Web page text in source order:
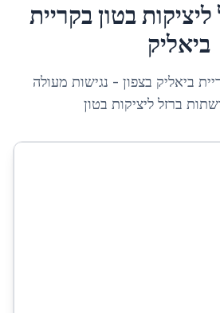
בטוןבקריית
ביאליק
ביאליק בצפון - נגישות מעולה
ברזל ליציקות בטון